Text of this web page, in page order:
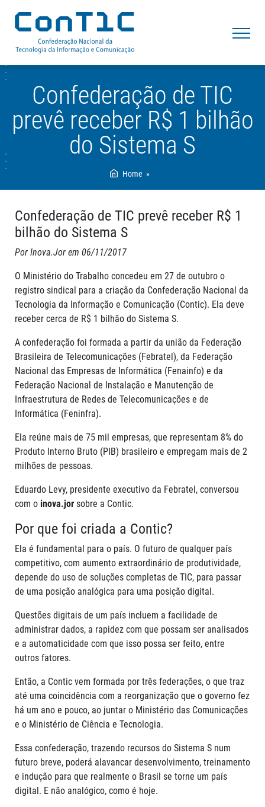
conteúdo
A ConTIC
Personalidade Jurídica da ConTIC
Federações Fundadoras da ConTIC
Objetivos da ConTIC
Projeto Institucional da ConTIC
Deveres da ConTIC
Administração da ConTIC.
Dados da ConTIC
Estatuto
Conselho de Representantes
Presidente Executivo
Secretaria Geral
Transformação Digital
ConTIC na Mídia
Entrevistas
Newsletter
Releases
Cadastro de Jornalistas
Fale Conosco (Jornalistas)
Mídias
Apresentações
Artigos
Documentos
Livros
Podcasts
Revistas
Videos
Confederação de TIC
prevê receber R$ 1 bilhão
do Sistema S
Home
Confederação de TIC prevê receber R$ 1
bilhão do Sistema S
Por Inova.Jor em 06/11/2017
O Ministério do Trabalho concedeu em 27 de outubro o
registro sindical para a criação da Confederação Nacional da
Tecnologia da Informação e Comunicação (Contic). Ela deve
receber cerca de R$ 1 bilhão do Sistema S.
A confederação foi formada a partir da união da Federação
Brasileira de Telecomunicações (Febratel), da Federação
Nacional das Empresas de Informática (Fenainfo) e da
Federação Nacional de Instalação e Manutenção de
Infraestrutura de Redes de Telecomunicações e de
Informática (Feninfra).
Ela reúne mais de 75 mil empresas, que representam 8% do
Produto Interno Bruto (PIB) brasileiro e empregam mais de 2
milhões de pessoas.
Eduardo Levy, presidente executivo da Febratel, conversou
com o inova.jor sobre a Contic.
Por que foi criada a Contic?
Ela é fundamental para o país. O futuro de qualquer país
competitivo, com aumento extraordinário de produtividade,
depende do uso de soluções completas de TIC, para passar
de uma posição analógica para uma posição digital.
Questões digitais de um país incluem a facilidade de
administrar dados, a rapidez com que possam ser analisados
e a automaticidade com que isso possa ser feito, entre
outros fatores.
Então, a Contic vem formada por três federações, o que traz
até uma coincidência com a reorganização que o governo fez
há um ano e pouco, ao juntar o Ministério das Comunicações
e o Ministério de Ciência e Tecnologia.
Essa confederação, trazendo recursos do Sistema S num
futuro breve, poderá alavancar desenvolvimento, treinamento
e indução para que realmente o Brasil se torne um país
digital. E não analógico, como é hoje.